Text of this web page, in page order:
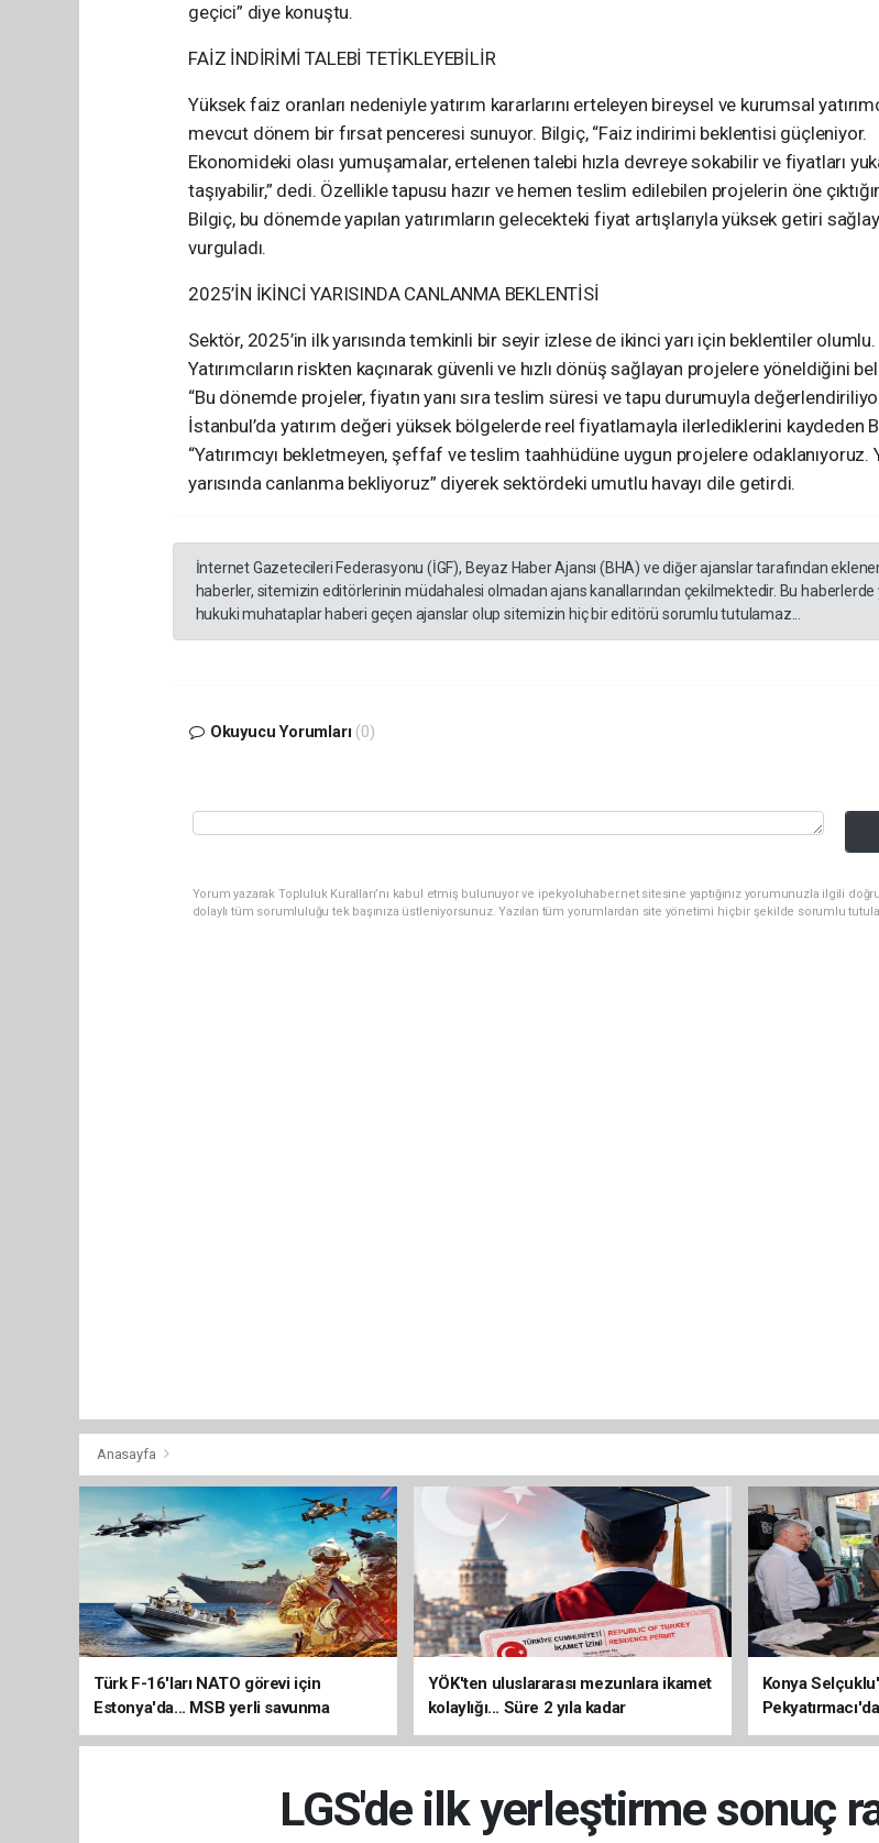
geçici” diye konuştu.
FAİZ İNDİRİMİ TALEBİ TETİKLEYEBİLİR
Yüksek faiz oranları nedeniyle yatırım kararlarını erteleyen bireysel ve kurumsal
mevcut dönem bir fırsat penceresi sunuyor. Bilgiç, “Faiz indirimi beklentisi güçleniyor.
Ekonomideki olası yumuşamalar, ertelenen talebi hızla devreye sokabilir ve fiyatları
taşıyabilir,” dedi. Özellikle tapusu hazır ve hemen teslim edilebilen projelerin öne
Bilgiç, bu dönemde yapılan yatırımların gelecekteki fiyat artışlarıyla yüksek getiri
vurguladı.
2025’İN İKİNCİ YARISINDA CANLANMA BEKLENTİSİ
Sektör, 2025’in ilk yarısında temkinli bir seyir izlese de ikinci yarı için beklentiler olumlu.
Yatırımcıların riskten kaçınarak güvenli ve hızlı dönüş sağlayan projelere yöneldiğini
“Bu dönemde projeler, fiyatın yanı sıra teslim süresi ve tapu durumuyla
İstanbul’da yatırım değeri yüksek bölgelerde reel fiyatlamayla ilerlediklerini kaydeden
“Yatırımcıyı bekletmeyen, şeffaf ve teslim taahhüdüne uygun projelere odaklanıyoruz.
yarısında canlanma bekliyoruz” diyerek sektördeki umutlu havayı dile getirdi.
İnternet Gazetecileri Federasyonu (İGF), Beyaz Haber Ajansı (BHA) ve diğer ajanslar tarafından
haberler, sitemizin editörlerinin müdahalesi olmadan ajans kanallarından çekilmektedir. Bu haberlerde
hukuki muhataplar haberi geçen ajanslar olup sitemizin hiç bir editörü sorumlu tutulamaz...
Okuyucu Yorumları (0)
Yorum yazarak Topluluk Kuralları’nı kabul etmiş bulunuyor ve ipekyoluhaber.net sitesine yaptığınız yorumunuzla ilgili
dolaylı tüm sorumluluğu tek başınıza üstleniyorsunuz. Yazılan tüm yorumlardan site yönetimi hiçbir şekilde sorumlu
Anasayfa
Türk F-16'ları NATO görevi için
Estonya'da... MSB yerli savunma
sistemleriyle güçleniyor
YÖK'ten uluslararası mezunlara ikamet
kolaylığı... Süre 2 yıla kadar
uzatılabilecek
Konya
LGS'de ilk yerleştirme sonuç